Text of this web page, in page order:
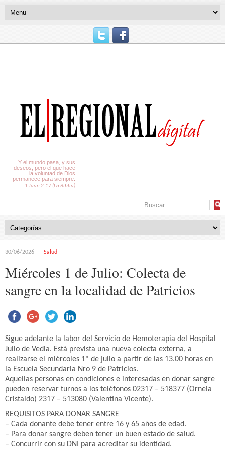
Y el mundo pasa, y sus
deseos; pero el que hace
la voluntad de Dios
permanece para siempre.
1 Juan 2:17 (La Biblia)
30/06/2026 Salud
Miércoles 1 de Julio: Colecta de
sangre en la localidad de Patricios
Sigue adelante la labor del Servicio de Hemoterapia del Hospital
Julio de Vedia. Está prevista una nueva colecta externa, a
realizarse el miércoles 1º de julio a partir de las 13.00 horas en
la Escuela Secundaria Nro 9 de Patricios.
Aquellas personas en condiciones e interesadas en donar sangre
pueden reservar turnos a los teléfonos 02317 – 518377 (Ornela
Cristaldo) 2317 – 513080 (Valentina Vicente).
REQUISITOS PARA DONAR SANGRE
– Cada donante debe tener entre 16 y 65 años de edad.
– Para donar sangre deben tener un buen estado de salud.
– Concurrir con su DNI para acreditar su identidad.